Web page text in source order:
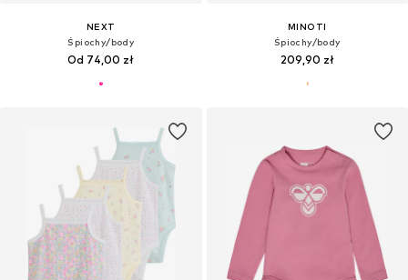
NEXT
Śpiochy/body
Od 74,00 zł
MINOTI
Śpiochy/body
209,90 zł